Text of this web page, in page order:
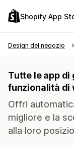
Shopify App
Design del negozio
Tutte le app di
funzionalità di
Offri
migliore e la
alla loro